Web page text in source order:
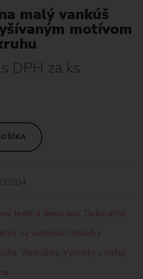
malý vankúš
motívom
DPH za ks
textil a dekorácie, Dekoračné
na vankúše, Obliečky
, Vankúšiky, Výrobky z našej